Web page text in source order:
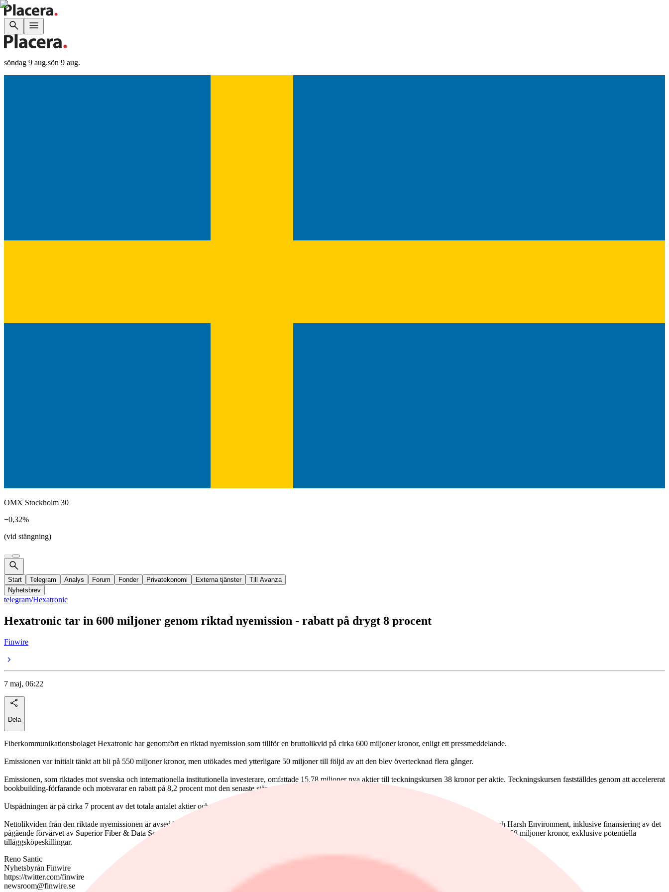
söndag 9 aug.sön 9 aug.
OMX Stockholm 30
−0,32%
(vid stängning)
Start Telegram Analys Forum Fonder Privatekonomi Externa tjänster
Till Avanza
Nyhetsbrev
telegram/Hexatronic
Hexatronic tar in 600 miljoner genom riktad nyemission - rabatt på drygt 8 procent
Finwire
7 maj, 06:22
Dela
Fiberkommunikationsbolaget Hexatronic har genomfört en riktad nyemission som tillför en bruttolikvid på cirka 600 miljoner kronor, enligt ett pressmeddelande.
Emissionen var initialt tänkt att bli på 550 miljoner kronor, men utökades med ytterligare 50 miljoner till följd av att den blev övertecknad flera gånger.
Emissionen, som riktades mot svenska och internationella institutionella investerare, omfattade 15,78 miljoner nya aktier till teckningskursen 38 kronor per aktie. Teckningskursen fastställdes genom att accelererat
bookbuilding-förfarande och motsvarar en rabatt på 8,2 procent mot den senaste stängningskursen.
Utspädningen är på cirka 7 procent av det totala antalet aktier och röster i bolaget.
Nettolikviden från den riktade nyemissionen är avsedd att stödja Hexatronics kommunicerade förvärvsstrategi inom framför allt affärsområdena Data Center och Harsh Environment, inklusive finansiering av det
pågående förvärvet av Superior Fiber & Data Services som offentliggjordes under onsdagen. Köpeskillingen i den affären är på 29 miljoner dollar, motsvarande 268 miljoner kronor, exklusive potentiella
tilläggsköpeskillingar.
Reno Santic
Nyhetsbyrån Finwire
https://twitter.com/finwire
newsroom@finwire.se